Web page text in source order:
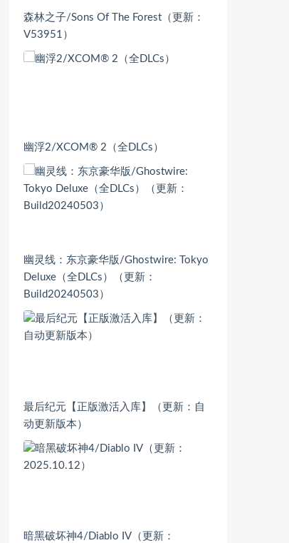
森林之子/Sons Of The Forest（更新：
V53951）
幽浮2/XCOM® 2（全DLCs）
幽灵线：东京豪华版/Ghostwire: Tokyo
Deluxe（全DLCs）（更新：
Build20240503）
最后纪元【正版激活入库】（更新：自
动更新版本）
暗黑破坏神4/Diablo IV（更新：